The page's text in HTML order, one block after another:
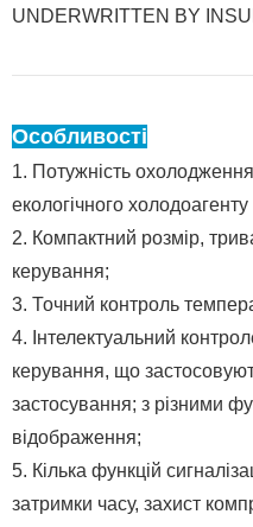
UNDERWRITTEN BY
Особливості
1. Потужність
екологічного холодоагенту
2. Компактний розмір,
керування;
3. Точний контроль
4. Інтелектуальний
керування, що
застосування; з різними
відображення;
5. Кілька функцій
затримки часу, захист